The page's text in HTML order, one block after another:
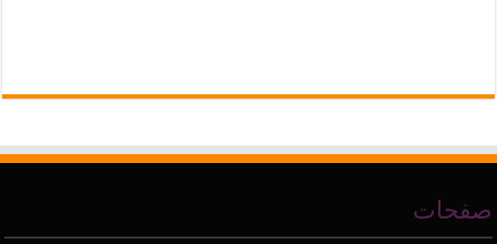
صفحات